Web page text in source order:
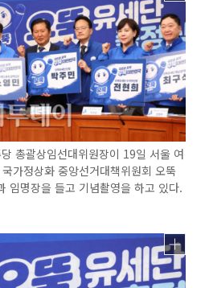
총괄상임선대위원장이 19일 서울 여
가정상화 중앙선거대책위원회 오뚝
임명장을 들고 기념촬영을 하고 있다.